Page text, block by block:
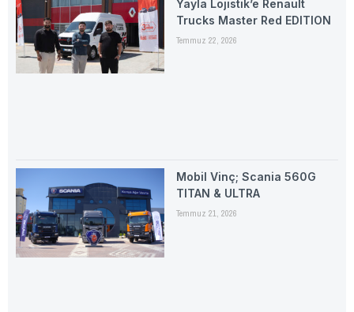
Yayla Lojistik’e Renault
Trucks Master Red EDITION
Temmuz 22, 2026
Mobil Vinç; Scania 560G
TITAN & ULTRA
Temmuz 21, 2026